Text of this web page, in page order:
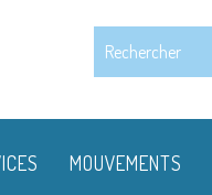
MOUVEMENTS